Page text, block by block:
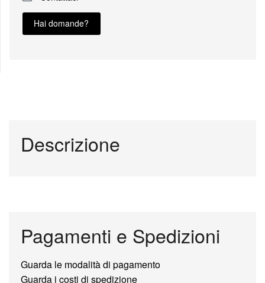
Hai domande?
Descrizione
Pagamenti e Spedizioni
Guarda le modalità di pagamento
Guarda i costi di spedizione